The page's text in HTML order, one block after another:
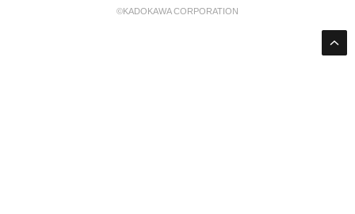
©KADOKAWA CORPORATION